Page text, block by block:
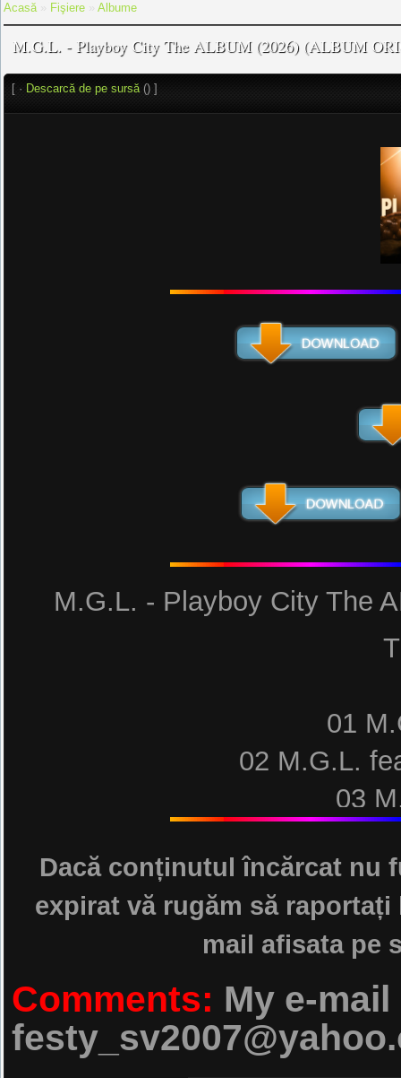
Acasă» Fişiere Albume
M.G.L. - Playboy City The ALBUM (2026) (ALBUM
[ · Descarcă de pe sursă() ]
M.G.L. - Playboy City The
01
02 M.G.L.
03
05
06 M.G.L.
07
08
09
Dacă conținutul încărcat nu
expirat vă rugăm să
mail afisata pe
Comments: My e-